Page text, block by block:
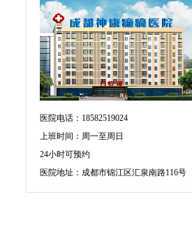
医院电话：18582519024
上班时间：周一至周日
24小时可预约
医院地址：成都市锦江区汇泉南路116号